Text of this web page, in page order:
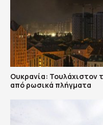
Ουκρανία: Τουλάχιστον
από ρωσικά πλήγματα